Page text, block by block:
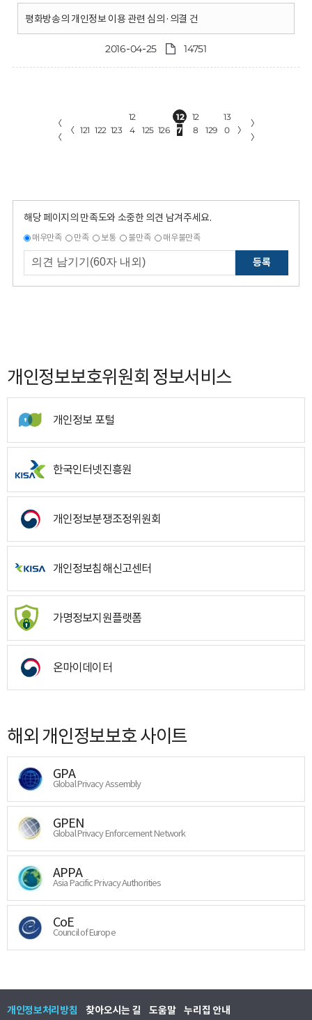
평화방송의 개인정보 이용 관련 심의·의결 건
2016-04-25 14751
〈
〈
〈 121 122 123
12
4
125 126
12
7
12
8
129
13
0
〉
〉
〉
해당 페이지의 만족도와 소중한 의견 남겨주세요.
매우만족 만족 보통 불만족 매우불만족
등록
개인정보보호위원회 정보서비스
개인정보 포털
한국인터넷진흥원
개인정보분쟁조정위원회
개인정보침해신고센터
가명정보지원플랫폼
온마이데이터
해외 개인정보보호 사이트
GPA
Global Privacy Assembly
GPEN
Global Privacy Enforcement Network
APPA
Asia Pacific Privacy Authorities
CoE
Council of Europe
개인정보처리방침 찾아오시는 길 도움말 누리집 안내